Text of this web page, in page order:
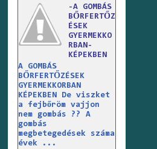
-A GOMBÁS
BŐRFERTŐZ
ÉSEK
GYERMEKKO
RBAN-
KÉPEKBEN
A GOMBÁS
BŐRFERTŐZÉSEK
GYERMEKKORBAN
KÉPEKBEN De viszket
a fejbőröm vajjon
nem gombás ?? A
gombás
megbetegedések száma
évek ...